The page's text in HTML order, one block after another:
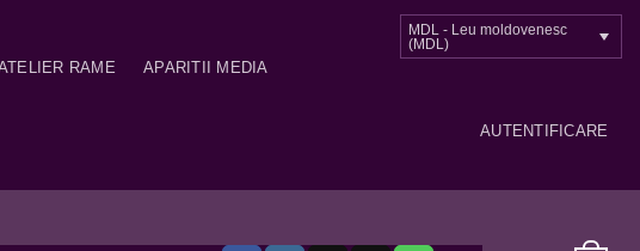
RAME APARITII MEDIA
MDL - Leu moldovenesc
(MDL)
AUTENTIFICARE